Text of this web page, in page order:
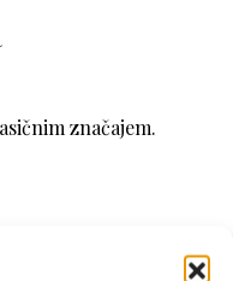
značajem.